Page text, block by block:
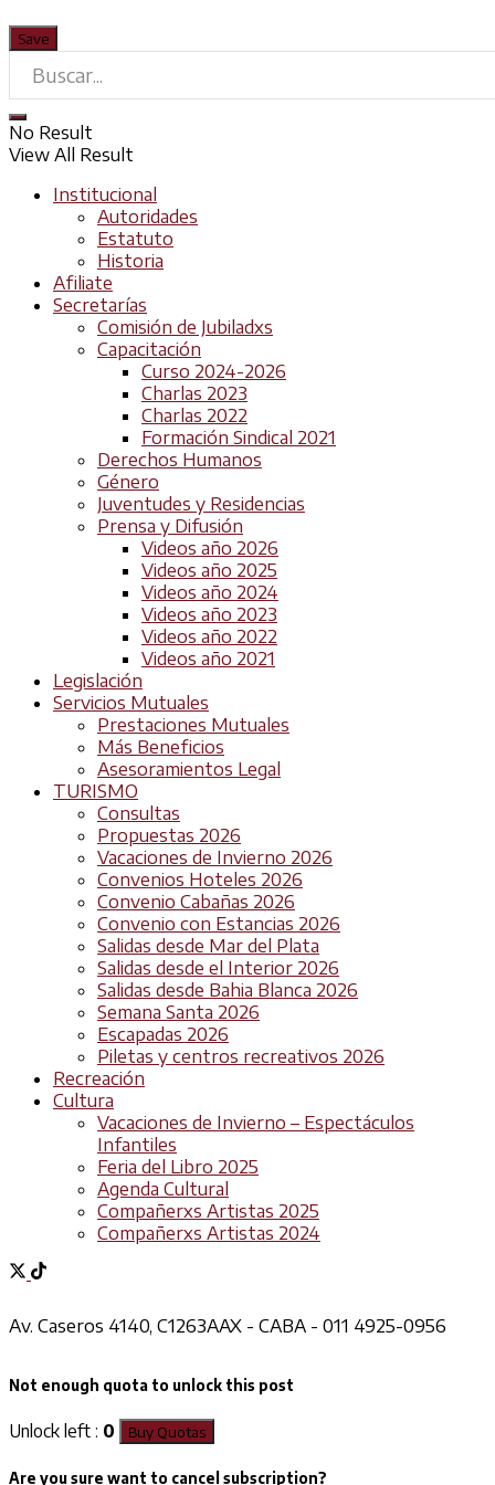
No Result
View All Result
Institucional
Autoridades
Estatuto
Historia
Afiliate
Secretarías
Comisión de Jubiladxs
Capacitación
Curso 2024-2026
Charlas 2023
Charlas 2022
Formación Sindical 2021
Derechos Humanos
Género
Juventudes y Residencias
Prensa y Difusión
Videos año 2026
Videos año 2025
Videos año 2024
Videos año 2023
Videos año 2022
Videos año 2021
Legislación
Servicios Mutuales
Prestaciones Mutuales
Más Beneficios
Asesoramientos Legal
TURISMO
Consultas
Propuestas 2026
Vacaciones de Invierno 2026
Convenios Hoteles 2026
Convenio Cabañas 2026
Convenio con Estancias 2026
Salidas desde Mar del Plata
Salidas desde el Interior 2026
Salidas desde Bahia Blanca 2026
Semana Santa 2026
Escapadas 2026
Piletas y centros recreativos 2026
Recreación
Cultura
Vacaciones de Invierno – Espectáculos
Infantiles
Feria del Libro 2025
Agenda Cultural
Compañerxs Artistas 2025
Compañerxs Artistas 2024
Av. Caseros 4140, C1263AAX - CABA - 011 4925-0956
Not enough quota to unlock this post
Unlock left : 0 Buy Quotas
Are you sure want to cancel subscription?